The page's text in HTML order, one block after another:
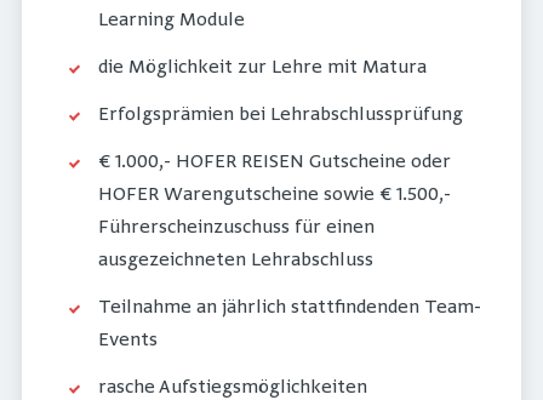
Learning Module
die Möglichkeit zur Lehre mit Matura
Erfolgsprämien bei Lehrabschlussprüfung
€ 1.000,- HOFER REISEN Gutscheine oder
HOFER Warengutscheine sowie € 1.500,-
Führerscheinzuschuss für einen
ausgezeichneten Lehrabschluss
Teilnahme an jährlich stattfindenden Team-
Events
rasche Aufstiegsmöglichkeiten